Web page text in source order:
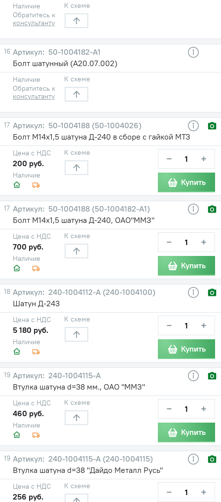
Наличие
Обратитесь к
консультанту
К схеме
16
50-1004182-А1
Болт шатунный (А20.07.002)
Наличие
Обратитесь к
консультанту
К схеме
17
50-1004188 (50-1004026)
Болт М14х1,5 шатуна Д-240 в сборе с гайкой МТЗ
Наличие
Цена с НДС
200 руб.
К схеме − +
Купить
17
50-1004188 (50-1004182-А1)
Болт М14х1,5 шатуна Д-240, ОАО"ММЗ"
Наличие
Цена с НДС
700 руб.
К схеме − +
Купить
18
240-1004112-А (240-1004100)
Шатун Д-243
Наличие
Цена с НДС
5 180 руб.
К схеме − +
Купить
19
240-1004115-А
Втулка шатуна d=38 мм., ОАО "ММЗ"
Наличие
Цена с НДС
460 руб.
К схеме − +
Купить
19
240-1004115-А (240-1004115)
Втулка шатуна d=38 "Дайдо Металл Русь"
Цена с НДС
256 руб.
К схеме − +